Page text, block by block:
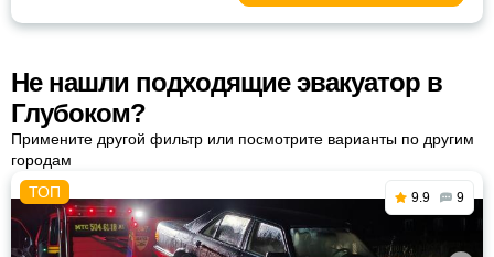
Не нашли подходящие эвакуатор в
Глубоком?
Примените другой фильтр или посмотрите варианты по другим
городам
9.9 9